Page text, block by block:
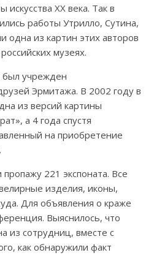
XX века. Так в
работы Утрилло, Сутина,
одна из картин этих авторов
музеях.
был учрежден
Эрмитажа. В 2002 году в
из версий картины
а 4 года спустя
на приобретение
221 экспоната. Все
изделия, иконы,
Для объявления о краже
Выяснилось, что
из сотрудниц, вместе с
как обнаружили факт